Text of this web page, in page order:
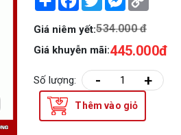
Giá niêm yết:534.000 đ
Giá khuyễn mãi:445.000đ
Số lượng: - +
Thêm vào giỏ